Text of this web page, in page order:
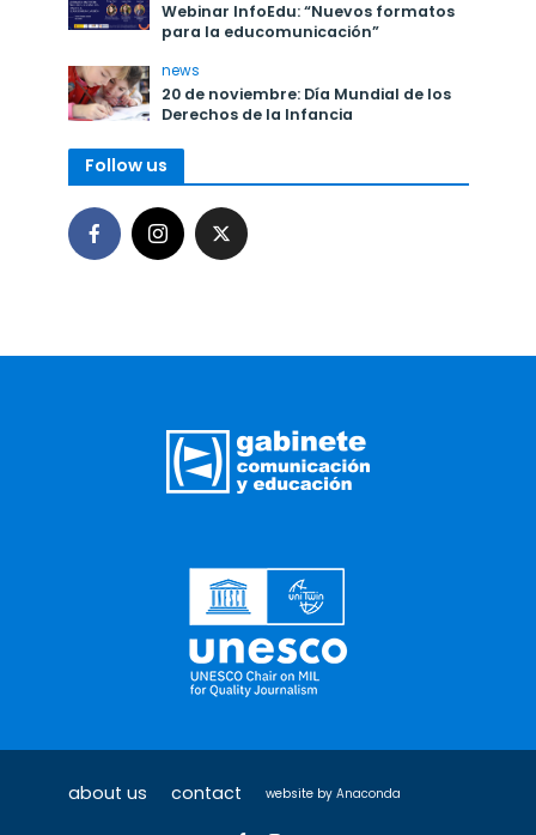
Webinar InfoEdu: “Nuevos formatos
para la educomunicación”
news
20 de noviembre: Día Mundial de los
Derechos de la Infancia
Follow us
about us contact website by Anaconda